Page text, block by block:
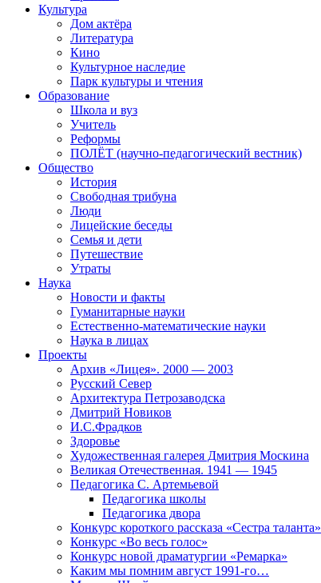
Культура
Дом актёра
Литература
Кино
Культурное наследие
Парк культуры и чтения
Образование
Школа и вуз
Учитель
Реформы
ПОЛЁТ (научно-педагогический вестник)
Общество
История
Свободная трибуна
Люди
Лицейские беседы
Семья и дети
Путешествие
Утраты
Наука
Новости и факты
Гуманитарные науки
Естественно-математические науки
Наука в лицах
Проекты
Архив «Лицея». 2000 — 2003
Русский Север
Архитектура Петрозаводска
Дмитрий Новиков
И.С.Фрадков
Здоровье
Художественная галерея Дмитрия Москина
Великая Отечественная. 1941 — 1945
Педагогика С. Артемьевой
Педагогика школы
Педагогика двора
Конкурс короткого рассказа «Сестра таланта»
Конкурс «Во весь голос»
Конкурс новой драматургии «Ремарка»
Каким мы помним август 1991-го…